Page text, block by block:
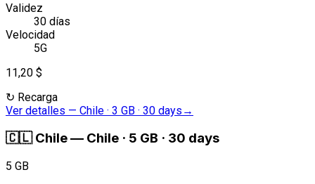
Validez
30 días
Velocidad
5G
11,20 $
↻ Recarga
Ver detalles — Chile · 3 GB · 30 days →
🇨🇱 Chile— Chile · 5 GB · 30 days
5 GB